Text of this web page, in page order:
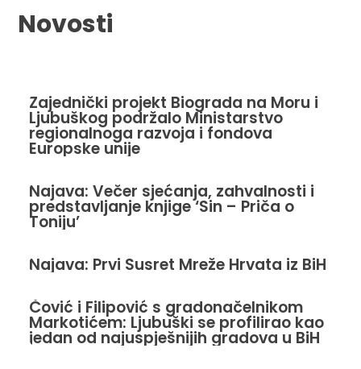
Novosti
Zajednički projekt Biograda na Moru i
Ljubuškog podržalo Ministarstvo
regionalnoga razvoja i fondova
Europske unije
Najava: Večer sjećanja, zahvalnosti i
predstavljanje knjige ‘Sin – Priča o
Toniju’
Najava: Prvi Susret Mreže Hrvata iz BiH
Čović i Filipović s gradonačelnikom
Markotićem: Ljubuški se profilirao kao
jedan od najuspješnijih gradova u BiH